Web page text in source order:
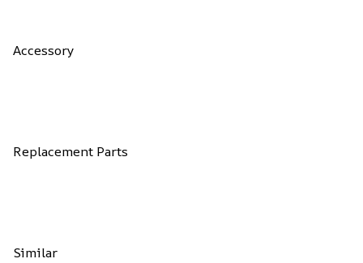
Accessory
Replacement Parts
Similar